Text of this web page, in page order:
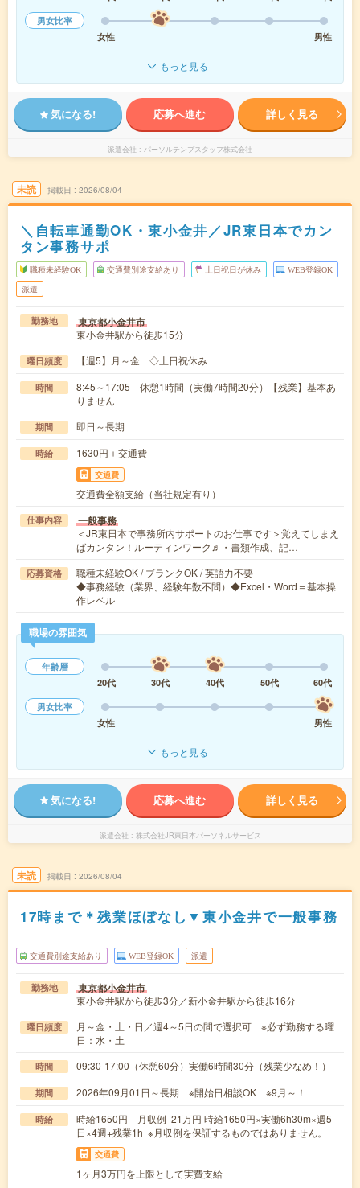
男女比率
女性
男性
もっと見る
気になる! 応募へ進む 詳しく見る
派遣会社 パーソルテンプスタッフ株式会社
未読 掲載日 2026/08/04
＼自転車通勤OK・東小金井／JR東日本でカン
タン事務サポ
職種未経験OK 交通費別途支給あり 土日祝日が休み WEB登録OK
派遣
勤務地 東京都小金井市
東小金井駅から徒歩15分
曜日頻度 【週5】月～金 ◇土日祝休み
時間
8:45～17:05 休憩1時間（実働7時間20分）【残業】基本あ
りません
期間 即日～長期
時給 1630円＋交通費
交通費
交通費全額支給（当社規定有り）
仕事内容 一般事務
＜JR東日本で事務所内サポートのお仕事です＞覚えてしまえ
ばカンタン！ルーティンワーク♬・書類作成、記…
応募資格
職種未経験OK / ブランクOK / 英語力不要
◆事務経験（業界、経験年数不問）◆Excel・Word＝基本操
作レベル
職場の雰囲気
年齢層
20代
30代 40代 50代
60代
男女比率
女性
男性
もっと見る
気になる! 応募へ進む 詳しく見る
派遣会社 株式会社JR東日本パーソネルサービス
未読 掲載日 2026/08/04
17時まで＊残業ほぼなし▼東小金井で一般事務
交通費別途支給あり WEB登録OK 派遣
勤務地 東京都小金井市
東小金井駅から徒歩3分／新小金井駅から徒歩16分
曜日頻度
月～金・土・日／週4～5日の間で選択可 ※必ず勤務する曜
日：水・土
時間 09:30-17:00（休憩60分）実働6時間30分（残業少なめ！）
期間 2026年09月01日～長期 ※開始日相談OK ※9月～！
時給
時給1650円 月収例 21万円 時給1650円×実働6h30m×週5
日×4週+残業1h ※月収例を保証するものではありません。
交通費
1ヶ月3万円を上限として実費支給